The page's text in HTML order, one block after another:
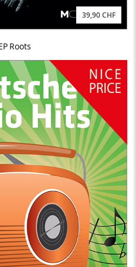
39,90 CHF
Roots